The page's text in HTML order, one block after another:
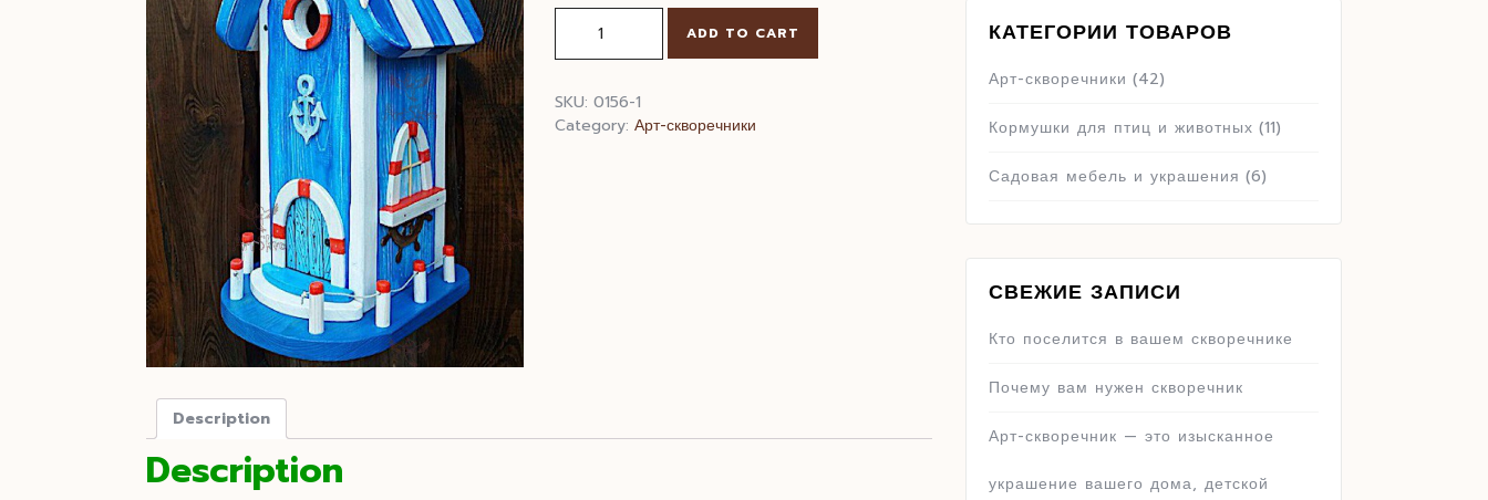
Моряку
quantity
ADD TO CART
SKU:0156-1
Category:Арт-скворечники
Description
Description
КАТЕГОРИИ ТОВАРОВ
Арт-скворечники (42)
Кормушки для птиц и животных (11)
Садовая мебель и украшения (6)
СВЕЖИЕ ЗАПИСИ
Кто поселится в вашем скворечнике
Почему вам нужен скворечник
Арт-скворечник — это изысканное
украшение вашего дома, детской